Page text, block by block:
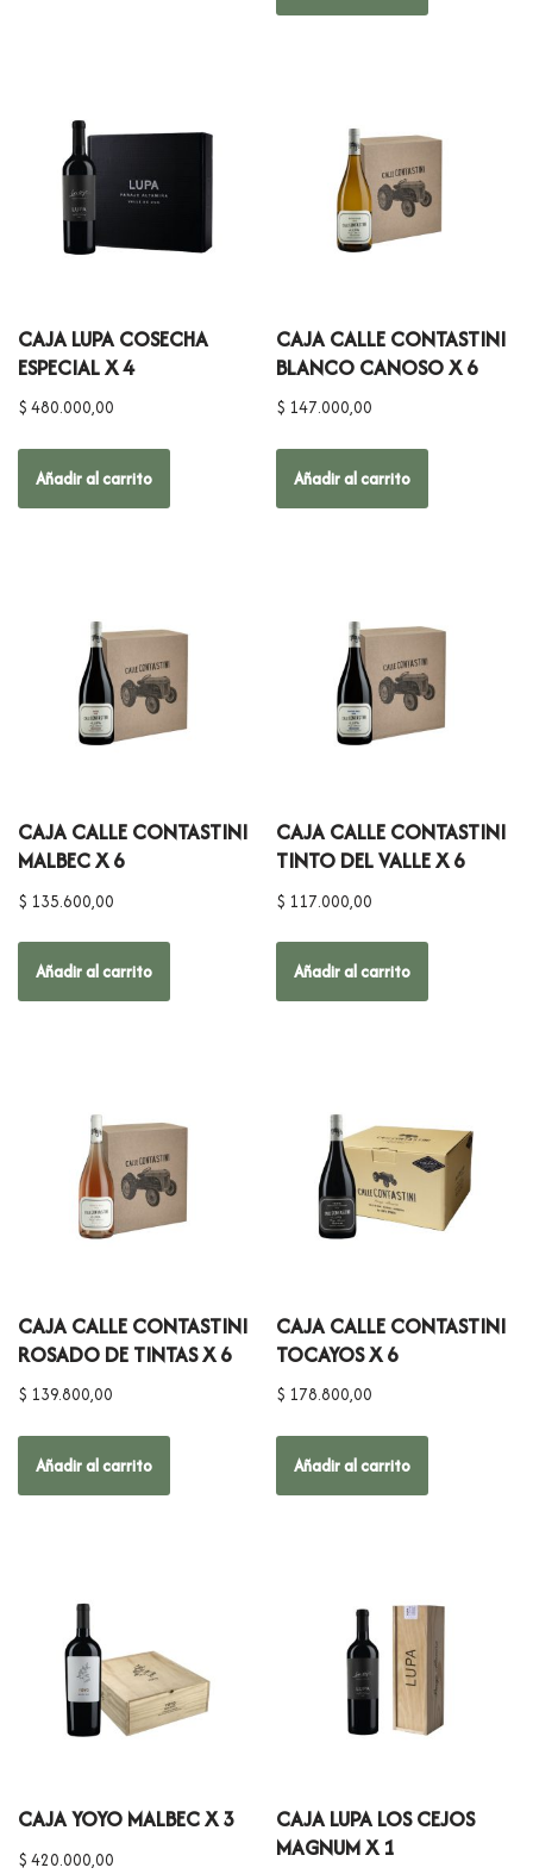
CAJA LUPA COSECHA
ESPECIAL X 4
$ 480.000,00
Añadir al carrito
CAJA CALLE CONTASTINI
BLANCO CANOSO X 6
$ 147.000,00
Añadir al carrito
CAJA CALLE CONTASTINI
MALBEC X 6
$ 135.600,00
Añadir al carrito
CAJA CALLE CONTASTINI
TINTO DEL VALLE X 6
$ 117.000,00
Añadir al carrito
CAJA CALLE CONTASTINI
ROSADO DE TINTAS X 6
$ 139.800,00
Añadir al carrito
CAJA CALLE CONTASTINI
TOCAYOS X 6
$ 178.800,00
Añadir al carrito
CAJA YOYO MALBEC X 3
$ 420.000,00
CAJA LUPA LOS CEJOS
MAGNUM X 1